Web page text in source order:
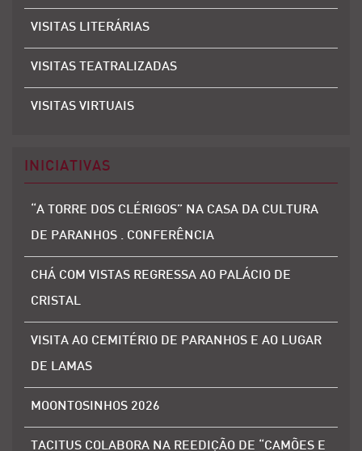
VISITAS LITERÁRIAS
VISITAS TEATRALIZADAS
VISITAS VIRTUAIS
INICIATIVAS
“A TORRE DOS CLÉRIGOS” NA CASA DA CULTURA
DE PARANHOS . CONFERÊNCIA
CHÁ COM VISTAS REGRESSA AO PALÁCIO DE
CRISTAL
VISITA AO CEMITÉRIO DE PARANHOS E AO LUGAR
DE LAMAS
MOONTOSINHOS 2026
TACITUS COLABORA NA REEDIÇÃO DE “CAMÕES E